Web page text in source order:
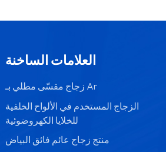
العلامات الساخنة
زجاج مقسّى مطلي بـ Ar
الزجاج المستخدم في الألواح الخلفية
للخلايا الكهروضوئية
منتج زجاج عائم فائق البياض